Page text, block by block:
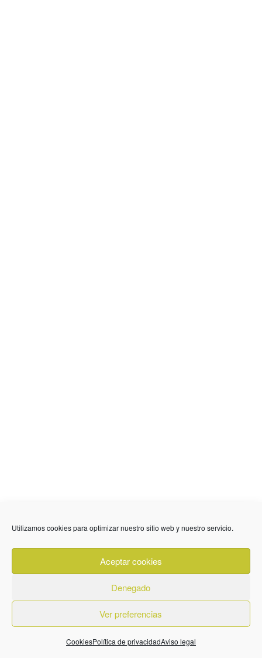
Utilizamos cookies para optimizar nuestro sitio web y nuestro servicio.
Aceptar cookies
Denegado
Ver preferencias
CookiesPolítica de privacidadAviso legal